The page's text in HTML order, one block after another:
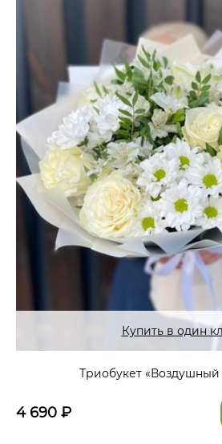
Купить в один
Триобукет «Воздушный
4 690 ₽